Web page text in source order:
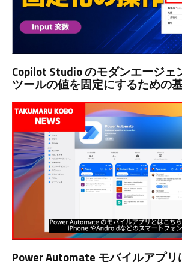
Copilot Studio のモダンエージェ
ツールの値を固定にするための
Power Automate モバイルアプ